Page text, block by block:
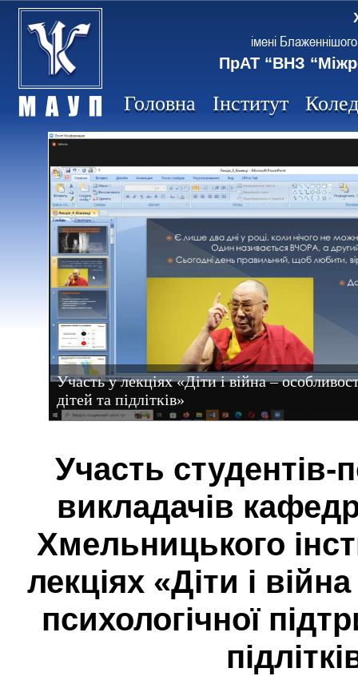
імені
ПрАТ “ВНЗ
Головна Інститут
Участь у лекціях «Діти і війна –
дітей та підлітків»
Участь студентів-
викладачів
Хмельницького
лекціях «Діти і
психологічної